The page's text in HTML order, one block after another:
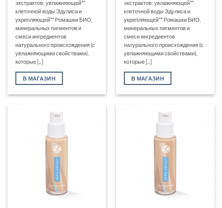
экстрактов: увлажняющей**
клеточной воды Эдулиса и
укрепляющей** Ромашки БИО,
минеральных пигментов и
смеси ингредиентов
натурального происхождения (с
увлажняющими свойствами),
которые [...]
В МАГАЗИН
экстрактов: увлажняющей**
клеточной воды Эдулиса и
укрепляющей** Ромашки БИО,
минеральных пигментов и
смеси ингредиентов
натурального происхождения (с
увлажняющими свойствами),
которые [...]
В МАГАЗИН